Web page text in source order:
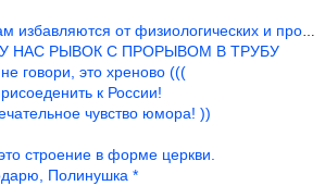
от физиологических и прочих отходо
НАС РЫВОК С ПРОРЫВОМ В ТРУБУ
говори, это хреново (((
к России!
чувство юмора! ))
строение в форме церкви.
Полинушка *